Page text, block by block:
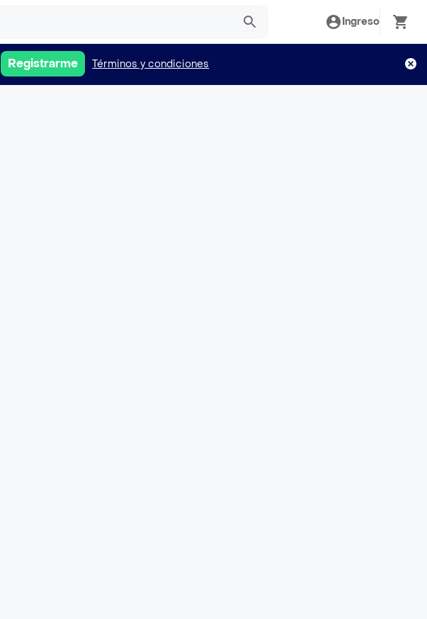
Ingreso
Registrarme Términos y condiciones